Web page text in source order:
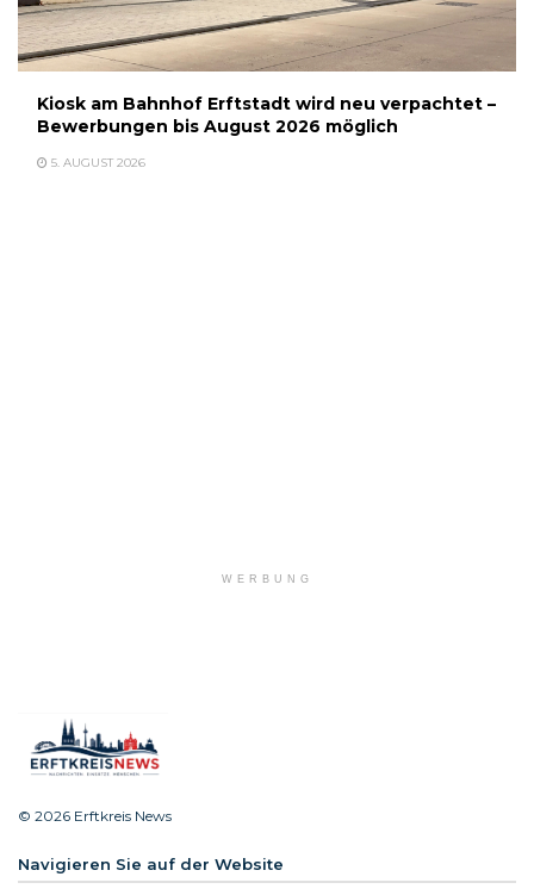
Kiosk am Bahnhof Erftstadt wird neu verpachtet –
Bewerbungen bis August 2026 möglich
5. AUGUST 2026
WERBUNG
© 2026 Erftkreis News
Navigieren Sie auf der Website